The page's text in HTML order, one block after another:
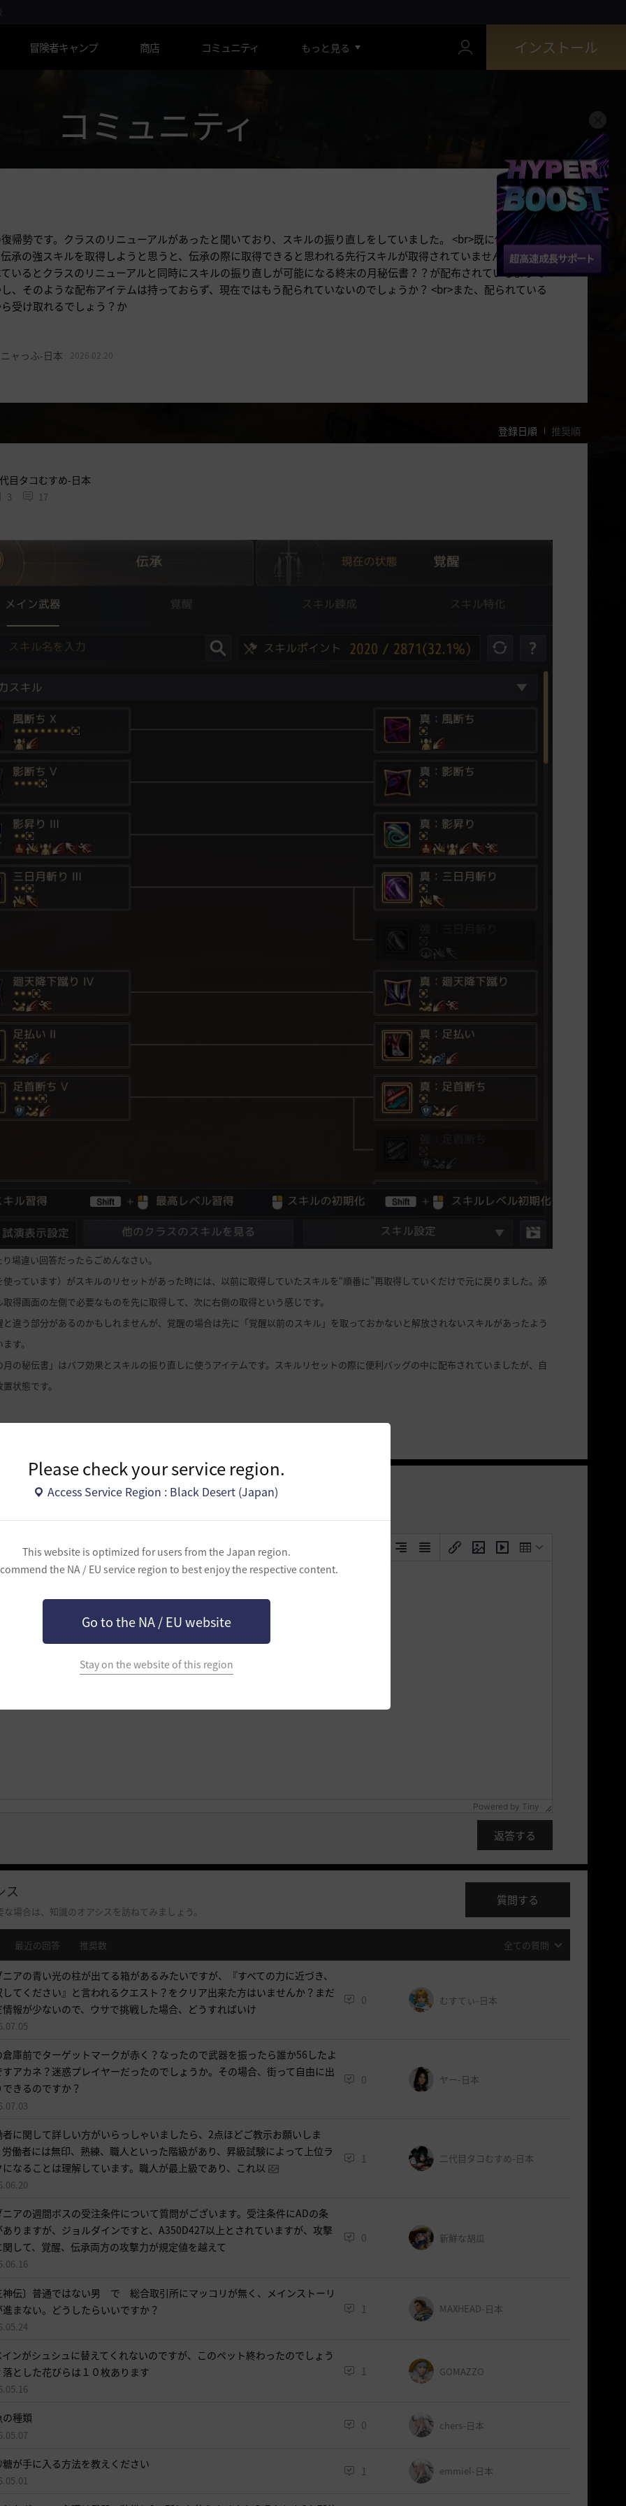
Please check your service region.
Access Service Region : Black Desert (Japan)
This website is optimized for users from the Japan region.
the NA / EU service region to best enjoy the respective content.
Go to the NA / EU website
Stay on the website of this region
冒険者キャンプ 商店 コミュニティ もっと見る インストール
コミュニティ
帰勢です。クラスのリニューアルがあったと聞いており、スキルの振り直しをしていました。 <br>既に伝承を開放
承の強スキルを取得しようと思うと、伝承の際に取得できると思われる先行スキルが取得されていませんでした。
いるとクラスのリニューアルと同時にスキルの振り直しが可能になる終末の月秘伝書？？が配布されているようで
、そのような配布アイテムは持っておらず、現在ではもう配られていないのでしょうか？ <br>また、配られている
受け取れるでしょう？か
ャっふ-日本 2026.02.20
登録日順 推奨順
目タコむすめ-日本
3 17
場違い回答だったらごめんなさい。
使っています）がスキルのリセットがあった時には、以前に取得していたスキルを“順番に”再取得していくだけで元に戻りました。添
得画面の左側で必要なものを先に取得して、次に右側の取得という感じです。
違う部分があるのかもしれませんが、覚醒の場合は先に「覚醒以前のスキル」を取っておかないと解放されないスキルがあったよう
す。
月の秘伝書」はバフ効果とスキルの振り直しに使うアイテムです。スキルリセットの際に便利バッグの中に配布されていましたが、自
状態です。
イ
こ
と
き
す
。
す
ロ
グ
ペ
ー
ジ
移
動
し
か
Paragraph 15px
Powered by Tiny
返答する
ス
場合は、知識のオアシスを訪ねてみましょう。
質問する
最近の回答 推奨数 全ての質問
ニアの青い光の柱が出てる箱があるみたいですが、『すべての力に近づき、
してください』と言われるクエスト？をクリア出来た方はいませんか？まだ
情報が少ないので、ウサで挑戦した場合、どうすればいけ
0 むすてぃ-日本
倉庫前でターゲットマークが赤く？なったので武器を振ったら誰か56したよ
すアカネ？迷惑プレイヤーだったのでしょうか。その場合、街って自由に出
できるのですか？
0 ヤー-日本
者に関して詳しい方がいらっしゃいましたら、2点ほどご教示お願いしま
労働者には無印、熟練、職人といった階級があり、昇級試験によって上位ラ
になることは理解しています。職人が最上級であり、これ以
1 二代目タコむすめ-日本
ニアの週間ボスの受注条件について質問がございます。受注条件にADの条
ありますが、ジョルダインですと、A350D427以上とされていますが、攻撃
関して、覚醒、伝承両方の攻撃力が規定値を越えて
0 新鮮な胡瓜
神伝〕普通ではない男 で 総合取引所にマッコリが無く、メインストーリ
進まない。どうしたらいいですか？
1 MAXHEAD-日本
インがシュシュに替えてくれないのですが、このペット終わったのでしょう
落とした花びらは１０枚あります
1 GOMAZZO
の種類
0 chers-日本
糖が手に入る方法を教えください
1 emmiel-日本